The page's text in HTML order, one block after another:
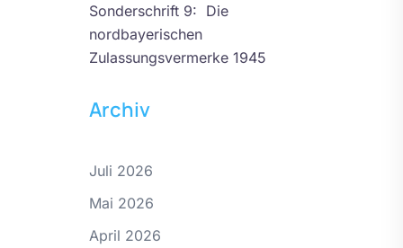
Sonderschrift 9: Die
nordbayerischen
Zulassungsvermerke 1945
Archiv
Juli 2026
Mai 2026
April 2026